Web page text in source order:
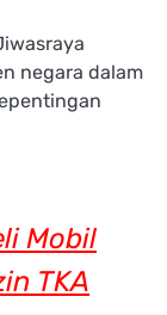
negara dalam
Mobil
TKA